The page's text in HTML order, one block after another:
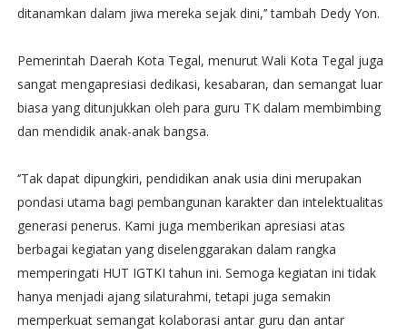
ditanamkan dalam jiwa mereka sejak dini,’’ tambah Dedy Yon.
Pemerintah Daerah Kota Tegal, menurut Wali Kota Tegal juga
sangat mengapresiasi dedikasi, kesabaran, dan semangat luar
biasa yang ditunjukkan oleh para guru TK dalam membimbing
dan mendidik anak-anak bangsa.
‘’Tak dapat dipungkiri, pendidikan anak usia dini merupakan
pondasi utama bagi pembangunan karakter dan intelektualitas
generasi penerus. Kami juga memberikan apresiasi atas
berbagai kegiatan yang diselenggarakan dalam rangka
memperingati HUT IGTKI tahun ini. Semoga kegiatan ini tidak
hanya menjadi ajang silaturahmi, tetapi juga semakin
memperkuat semangat kolaborasi antar guru dan antar